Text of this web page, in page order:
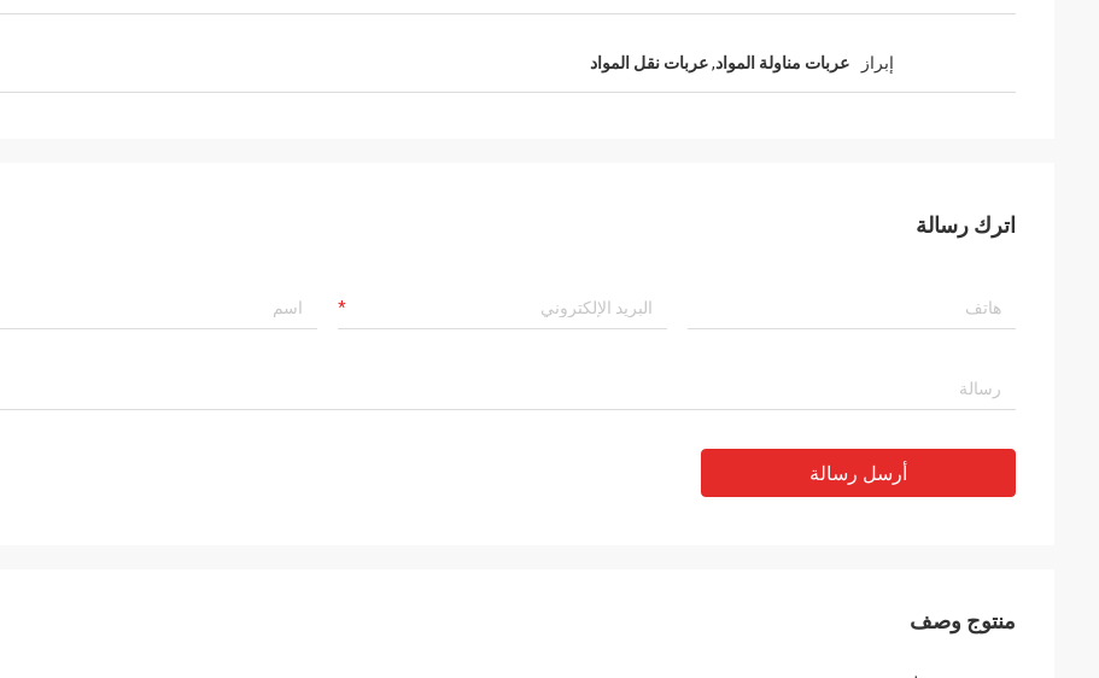
إبراز عربات مناولة المواد,عربات نقل المواد
اترك رسالة
أرسل رسالة
منتوج وصف